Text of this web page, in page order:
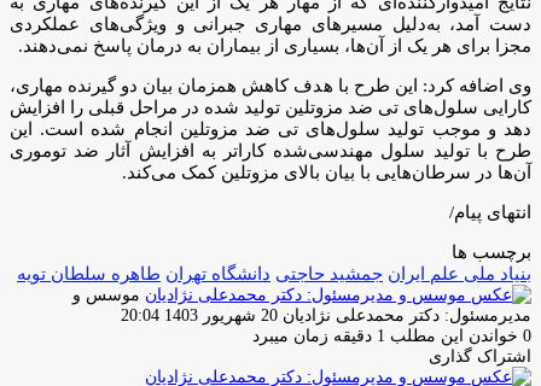
دست آمد، به‌دلیل مسیرهای مهاری جبرانی و ویژگی‌های عملکردی
مجزا برای هر یک از آن‌ها، بسیاری از بیماران به درمان پاسخ نمی‌دهند.
وی اضافه کرد: این طرح با هدف کاهش همزمان بیان دو گیرنده مهاری،
کارایی سلول‌های تی ضد مزوتلین تولید شده در مراحل قبلی را افزایش
دهد و موجب تولید سلول‌های تی ضد مزوتلین انجام شده است. این
طرح با تولید سلول مهندسی‌شده کاراتر به افزایش آثار ضد توموری
آن‌ها در سرطان‌هایی با بیان بالای مزوتلین کمک می‌کند.
انتهای پیام/
برچسب ها
بنیاد ملی علم ایران جمشید حاجتی دانشگاه تهران طاهره سلطان تویه
موسس و
مدیرمسئول: دکتر محمدعلی نژادیان ارسال
ایمیل
20 شهریور 1403 20:04
0 خواندن این مطلب 1 دقیقه زمان میبرد
اشتراک گذاری
فیس
توئیتر
لینکدین
واتس
تلگرام
اشتراک
چاپ